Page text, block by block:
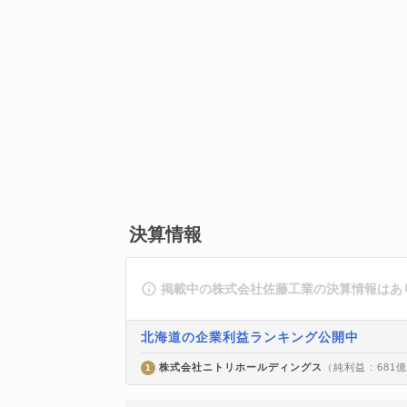
決算情報
掲載中の株式会社佐藤工業の決算情報はあ
北海道の企業利益ランキング公開中
1 株式会社ニトリホールディングス （純利益 : 681